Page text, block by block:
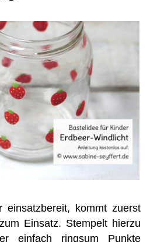
einsatzbereit, kommt zuerst
Einsatz. Stempelt hierzu
einfach ringsum Punkte